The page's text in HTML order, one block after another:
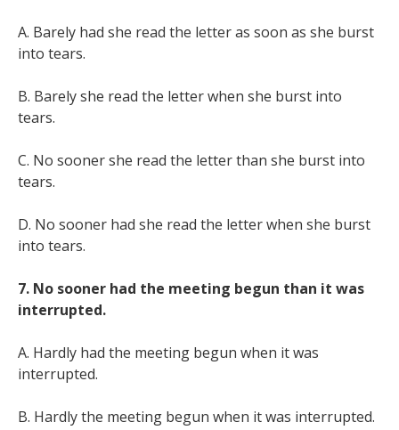
A. Barely had she read the letter as soon as she burst
into tears.
B. Barely she read the letter when she burst into
tears.
C. No sooner she read the letter than she burst into
tears.
D. No sooner had she read the letter when she burst
into tears.
7. No sooner had the meeting begun than it was
interrupted.
A. Hardly had the meeting begun when it was
interrupted.
B. Hardly the meeting begun when it was interrupted.